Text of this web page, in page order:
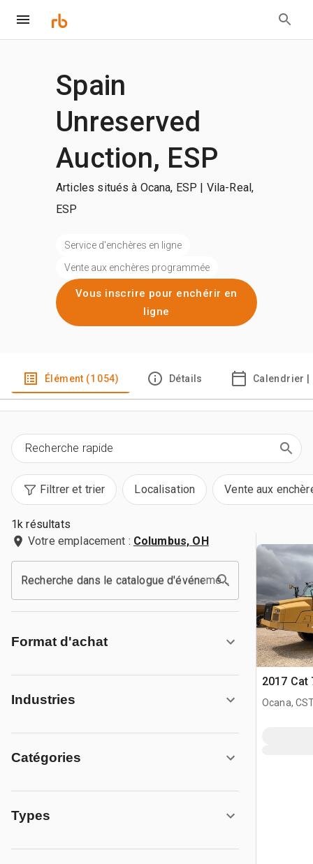
Spain
Unreserved
Auction, ESP
Articles situés à Ocana, ESP | Vila-Real,
ESP
Service d'enchères en ligne
Vente aux enchères programmée
Vous inscrire pour enchérir en
ligne
Élément (1 054) Détails Calendrier |
Filtrer et trier Localisation Vente aux
1k résultats
Votre emplacement : Columbus, OH
Recherche dans le catalogue d'événements
Format d'achat
Industries
Catégories
Types
2017 Cat
Ocana,